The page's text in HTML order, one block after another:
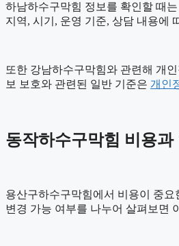
하남하수구막힘 정보를 확인할 때
지역, 시기, 운영 기준, 상담 내용에
또한 강남하수구막힘와 관련해 개
보 보호와 관련된 일반 기준은 개인
동작하수구막힘 비용과
용산구하수구막힘에서 비용이 중요
변경 가능 여부를 나누어 살펴보면